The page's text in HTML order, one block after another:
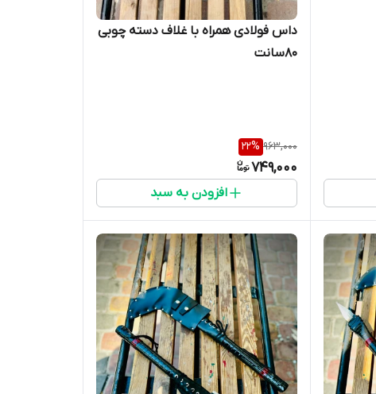
داس فولادی همراه با غلاف دسته چوبی
۸۰سانت
963,000
22%
749,000
افزودن به سبد